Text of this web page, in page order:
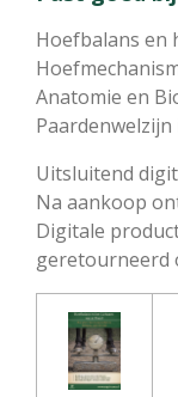
Hoefbalans en
Anatomie en
Uitsluitend
Na aankoop
Digitale
geretourneerd